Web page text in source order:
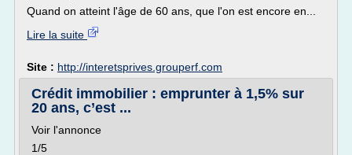
Quand on atteint l'âge de 60 ans, que l'on est encore en...
Lire la suite
Site : http://interetsprives.grouperf.com
Crédit immobilier : emprunter à 1,5% sur
20 ans, c’est ...
Voir l'annonce
1/5